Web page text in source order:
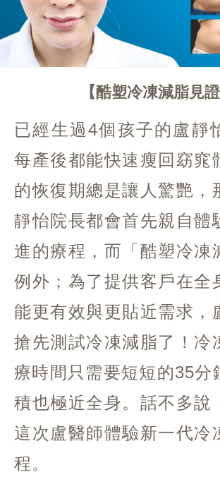
酷塑冷凍減脂見證
已經生過4個孩子的盧靜
每產後都能快速瘦回窈窕
的恢復期總是讓人驚艷，
靜怡院長都會首先親自體
進的療程，而「酷塑冷凍
例外；為了提供客戶在全
能更有效與更貼近需求，
搶先測試冷凍減脂了！冷
療時間只需要短短的35分
積也極近全身。話不多說
這次盧醫師體驗新一代冷
程。